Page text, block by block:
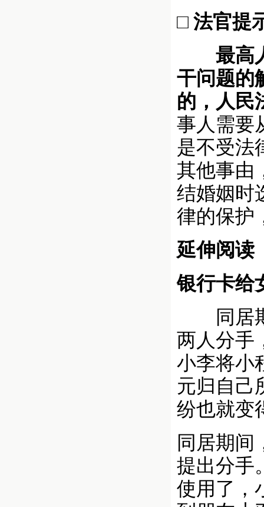
□ 法官提
最高人
干问题的
的，人民
事人需要
是不受法
其他事由
结婚姻时
律的保护
延伸阅读
银行卡给
同居期
两人分手
小李将小
元归自己
纷也就变
同居期间
提出分手
使用了，